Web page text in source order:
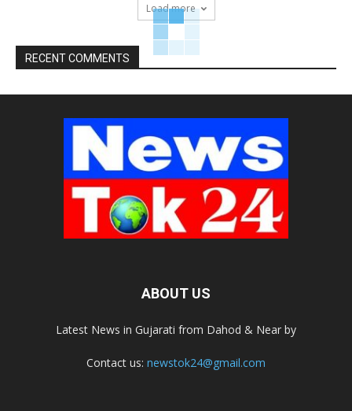
Load more
RECENT COMMENTS
ABOUT US
Latest News in Gujarati from Dahod & Near by
Contact us: newstok24@gmail.com